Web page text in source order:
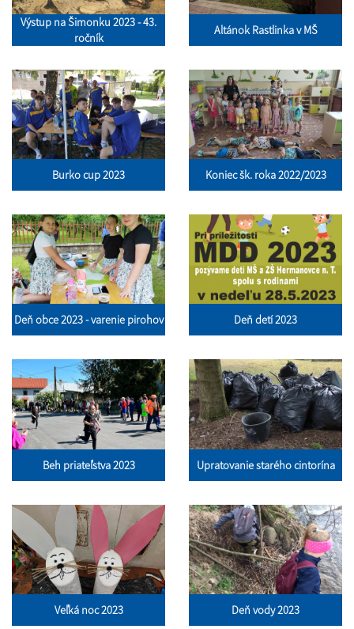
Výstup na Šimonku 2023 - 43.
ročník
Altánok Rastlinka v MŠ
Burko cup 2023 Koniec šk. roka 2022/2023
Deň obce 2023 - varenie pirohov Deň detí 2023
Beh priateľstva 2023 Upratovanie starého cintorína
Veľká noc 2023 Deň vody 2023